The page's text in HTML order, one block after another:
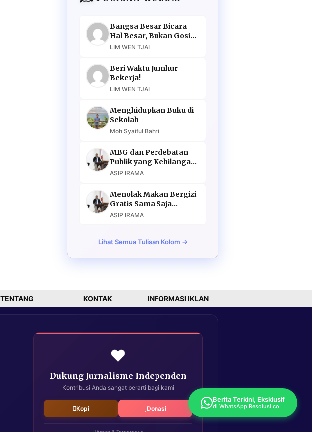
Bangsa Besar Bicara
Hal Besar, Bukan Gosip
Murahan
LIM WEN TJAI
Beri Waktu Jumhur
Bekerja!
LIM WEN TJAI
Menghidupkan Buku di
Sekolah
Moh Syaiful Bahri
MBG dan Perdebatan
Publik yang Kehilangan
Argumen
ASIP IRAMA
Menolak Makan Bergizi
Gratis Sama Saja
Menolak Masa Depan
ASIP IRAMA
Lihat Semua Tulisan Kolom →
TENTANG KONTAK INFORMASI IKLAN
❤️
Dukung Jurnalisme Independen
Kontribusi Anda sangat berarti bagi kami
Kopi Donasi
Aman & Terpercaya
Berita Terkini, Eksklusif
di WhatsApp Resolusi.co